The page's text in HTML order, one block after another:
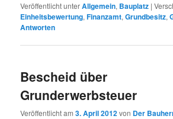
Veröffentlicht unterAllgemein, Bauplatz |
Einheitsbewertung,Finanzamt,Grundbesitz,
Antworten
Bescheid über
Grunderwerbsteuer
Veröffentlicht am3. April 2012von Der